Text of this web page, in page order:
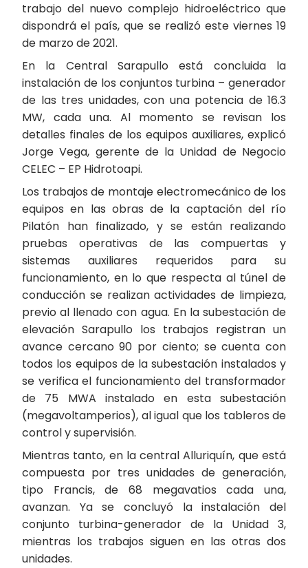
trabajo del nuevo complejo hidroeléctrico que
dispondrá el país, que se realizó este viernes 19
de marzo de 2021.
En la Central Sarapullo está concluida la
instalación de los conjuntos turbina – generador
de las tres unidades, con una potencia de 16.3
MW, cada una. Al momento se revisan los
detalles finales de los equipos auxiliares, explicó
Jorge Vega, gerente de la Unidad de Negocio
CELEC – EP Hidrotoapi.
Los trabajos de montaje electromecánico de los
equipos en las obras de la captación del río
Pilatón han finalizado, y se están realizando
pruebas operativas de las compuertas y
sistemas auxiliares requeridos para su
funcionamiento, en lo que respecta al túnel de
conducción se realizan actividades de limpieza,
previo al llenado con agua. En la subestación de
elevación Sarapullo los trabajos registran un
avance cercano 90 por ciento; se cuenta con
todos los equipos de la subestación instalados y
se verifica el funcionamiento del transformador
de 75 MWA instalado en esta subestación
(megavoltamperios), al igual que los tableros de
control y supervisión.
Mientras tanto, en la central Alluriquín, que está
compuesta por tres unidades de generación,
tipo Francis, de 68 megavatios cada una,
avanzan. Ya se concluyó la instalación del
conjunto turbina-generador de la Unidad 3,
mientras los trabajos siguen en las otras dos
unidades.